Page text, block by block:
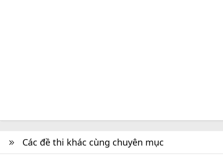
Các đề thi khác cùng chuyên mục